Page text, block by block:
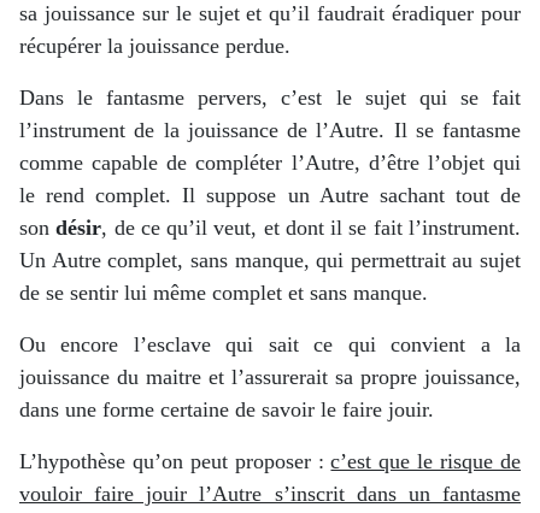
sa jouissance sur le sujet et qu’il faudrait éradiquer pour
récupérer la jouissance perdue.
Dans le fantasme pervers, c’est le sujet qui se fait
l’instrument de la jouissance de l’Autre. Il se fantasme
comme capable de compléter l’Autre, d’être l’objet qui
le rend complet. Il suppose un Autre sachant tout de
sondésir, de ce qu’il veut, et dont il se fait l’instrument.
Un Autre complet, sans manque, qui permettrait au sujet
de se sentir lui même complet et sans manque.
Ou encore l’esclave qui sait ce qui convient a la
jouissance du maitre et l’assurerait sa propre jouissance,
dans une forme certaine de savoir le faire jouir.
L’hypothèse qu’on peut proposer :c’est que le risque de
vouloir faire jouir l’Autre s’inscrit dans un fantasme